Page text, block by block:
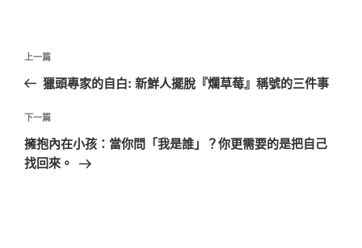
文
導
覽
上
一
文
章
上一篇
獵頭專家的自白: 新鮮人擺脫『爛草莓』稱號的三件事
下
一
篇
下一篇
擁抱內在小孩：當你問「我是誰」？你更需要的是把自己
找回來。